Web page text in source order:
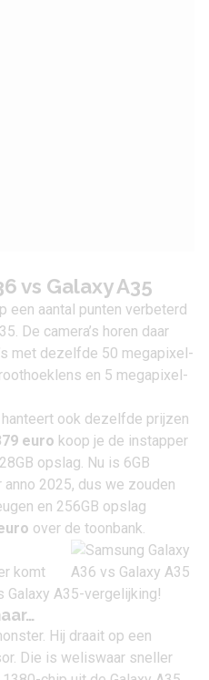
vs Galaxy A35
een aantal punten verbeterd
. De camera’s horen daar
met dezelfde 50 megapixel-
en 5 megapixel-
ook dezelfde prijzen
euro koop je de instapper
opslag. Nu is 6GB
2025, dus we zouden
en 256GB opslag
over de toonbank.
komt
Galaxy A35-vergelijking!
Hij draait op een
Die is weliswaar sneller